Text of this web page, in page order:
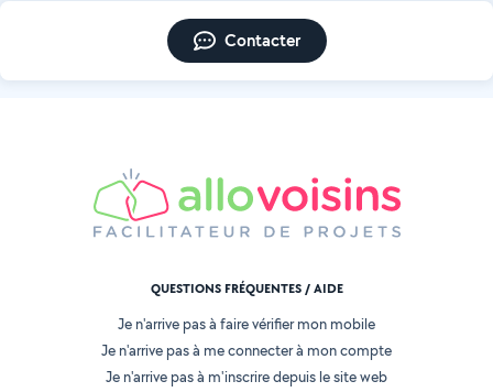
Contacter
QUESTIONS FRÉQUENTES / AIDE
Je n'arrive pas à faire vérifier mon mobile
Je n'arrive pas à me connecter à mon compte
Je n'arrive pas à m'inscrire depuis le site web